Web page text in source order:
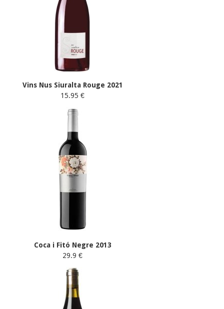
Vins Nus Siuralta Rouge 2021
15.95 €
Coca i Fitó Negre 2013
29.9 €